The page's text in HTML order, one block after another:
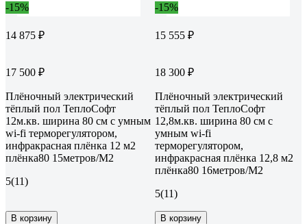
-15%
14 875 ₽
17 500 ₽
Плёночный электрический
тёплый пол ТеплоСофт
12м.кв. ширина 80 см с умным
wi-fi терморегулятором,
инфракрасная плёнка 12 м2
плёнка80 15метров/М2
5(11)
В корзину
-15%
15 555 ₽
18 300 ₽
Плёночный электрический
тёплый пол ТеплоСофт
12,8м.кв. ширина 80 см с
умным wi-fi
терморегулятором,
инфракрасная плёнка 12,8 м2
плёнка80 16метров/М2
5(11)
В корзину